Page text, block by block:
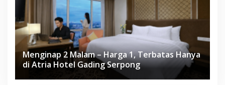
Menginap 2 Malam – Harga 1, Terbatas Hanya
di Atria Hotel Gading Serpong